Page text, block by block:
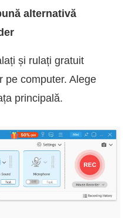
alternativă
și rulați gratuit
pe computer. Alege
principală.